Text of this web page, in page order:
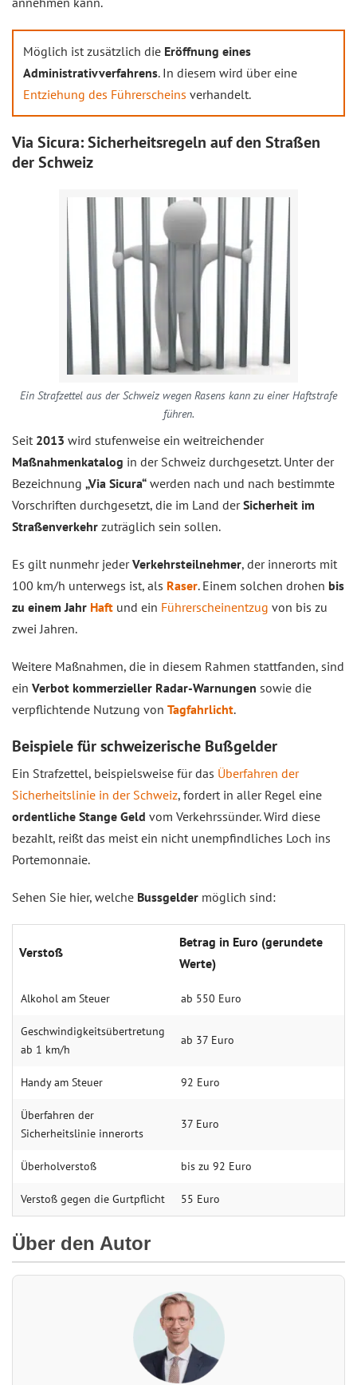
Möglich ist zusätzlich die Eröffnung eines
Administrativverfahrens. In diesem wird über eine
Entziehung des Führerscheins verhandelt.
Via Sicura: Sicherheitsregeln auf den Straßen
der Schweiz
Ein Strafzettel aus der Schweiz wegen Rasens kann zu einer Haftstrafe
führen.
Seit 2013 wird stufenweise ein weitreichender
Maßnahmenkatalog in der Schweiz durchgesetzt. Unter der
Bezeichnung „Via Sicura“ werden nach und nach bestimmte
Vorschriften durchgesetzt, die im Land derSicherheit im
Straßenverkehr zuträglich sein sollen.
Es gilt nunmehr jederVerkehrsteilnehmer, der innerorts mit
100 km/h unterwegs ist, als Raser. Einem solchen drohen bis
zu einem Jahr Haft und ein Führerscheinentzug von bis zu
zwei Jahren.
Weitere Maßnahmen, die in diesem Rahmen stattfanden, sind
ein Verbot kommerzieller Radar-Warnungen sowie die
verpflichtende Nutzung von Tagfahrlicht.
Beispiele für schweizerische Bußgelder
Ein Strafzettel, beispielsweise für das Überfahren der
Sicherheitslinie in der Schweiz, fordert in aller Regel eine
ordentliche Stange Geld vom Verkehrssünder. Wird diese
bezahlt, reißt das meist ein nicht unempfindliches Loch ins
Portemonnaie.
Sehen Sie hier, welche Bussgelder möglich sind:
Verstoß
Betrag in Euro (gerundete
Werte)
Alkohol am Steuer ab 550 Euro
Geschwindigkeitsübertretung
ab 1 km/h
ab 37 Euro
Handy am Steuer 92 Euro
Überfahren der
Sicherheitslinie innerorts
37 Euro
Überholverstoß bis zu 92 Euro
Verstoß gegen die Gurtpflicht 55 Euro
Über den Autor